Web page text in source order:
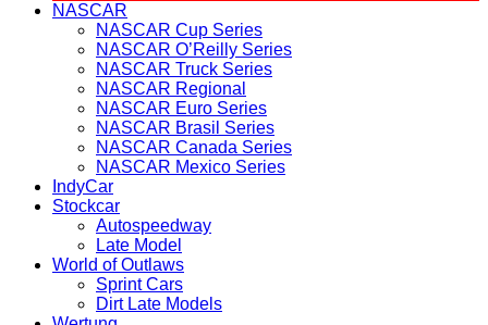
NASCAR
NASCAR Cup Series
NASCAR O’Reilly Series
NASCAR Truck Series
NASCAR Regional
NASCAR Euro Series
NASCAR Brasil Series
NASCAR Canada Series
NASCAR Mexico Series
IndyCar
Stockcar
Autospeedway
Late Model
World of Outlaws
Sprint Cars
Dirt Late Models